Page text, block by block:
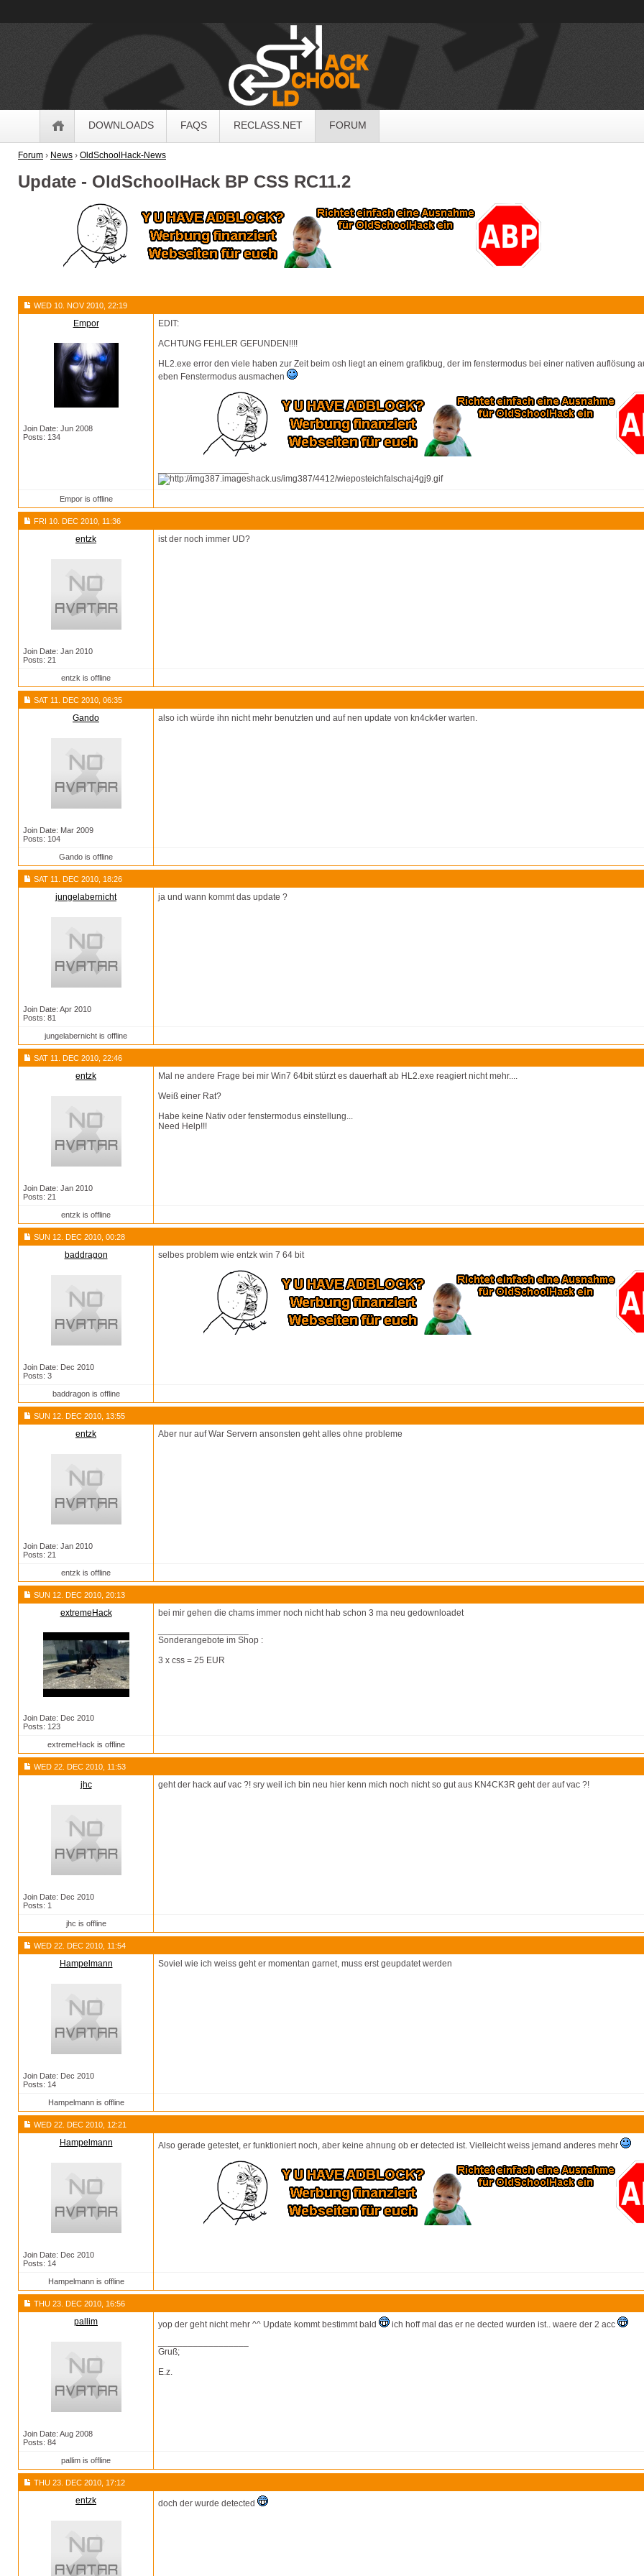
DOWNLOADS FAQS RECLASS.NET FORUM
Forum › News › OldSchoolHack-News
Update - OldSchoolHack BP CSS RC11.2
WED 10. NOV 2010, 22:19
Empor
Join Date: Jun 2008
Posts: 134
EDIT:
ACHTUNG FEHLER GEFUNDEN!!!!
HL2.exe error den viele haben zur Zeit beim osh liegt an einem grafikbug, der im fenstermodus bei einer nativen auflösung
eben Fenstermodus ausmachen
Empor is offline
FRI 10. DEC 2010, 11:36
entzk
Join Date: Jan 2010
Posts: 21
ist der noch immer UD?
entzk is offline
SAT 11. DEC 2010, 06:35
Gando
Join Date: Mar 2009
Posts: 104
also ich würde ihn nicht mehr benutzten und auf nen update von kn4ck4er warten.
Gando is offline
SAT 11. DEC 2010, 18:26
jungelabernicht
Join Date: Apr 2010
Posts: 81
ja und wann kommt das update ?
jungelabernicht is offline
SAT 11. DEC 2010, 22:46
entzk
Join Date: Jan 2010
Posts: 21
Mal ne andere Frage bei mir Win7 64bit stürzt es dauerhaft ab HL2.exe reagiert nicht mehr....
Weiß einer Rat?
Habe keine Nativ oder fenstermodus einstellung...
Need Help!!!
entzk is offline
SUN 12. DEC 2010, 00:28
baddragon
Join Date: Dec 2010
Posts: 3
selbes problem wie entzk win 7 64 bit
baddragon is offline
SUN 12. DEC 2010, 13:55
entzk
Join Date: Jan 2010
Posts: 21
Aber nur auf War Servern ansonsten geht alles ohne probleme
entzk is offline
SUN 12. DEC 2010, 20:13
extremeHack
Join Date: Dec 2010
Posts: 123
bei mir gehen die chams immer noch nicht hab schon 3 ma neu gedownloadet
Sonderangebote im Shop :
3 x css = 25 EUR
extremeHack is offline
WED 22. DEC 2010, 11:53
jhc
Join Date: Dec 2010
Posts: 1
geht der hack auf vac ?! sry weil ich bin neu hier kenn mich noch nicht so gut aus KN4CK3R geht der auf vac ?!
jhc is offline
WED 22. DEC 2010, 11:54
Hampelmann
Join Date: Dec 2010
Posts: 14
Soviel wie ich weiss geht er momentan garnet, muss erst geupdatet werden
Hampelmann is offline
WED 22. DEC 2010, 12:21
Hampelmann
Join Date: Dec 2010
Posts: 14
Also gerade getestet, er funktioniert noch, aber keine ahnung ob er detected ist. Vielleicht weiss jemand anderes mehr
Hampelmann is offline
THU 23. DEC 2010, 16:56
pallim
Join Date: Aug 2008
Posts: 84
yop der geht nicht mehr ^^ Update kommt bestimmt bald
ich hoff mal das er ne dected wurden ist.. waere der 2 acc
Gruß;
E.z.
pallim is offline
THU 23. DEC 2010, 17:12
entzk doch der wurde detected